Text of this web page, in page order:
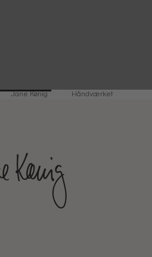
Jane Kønig Håndværket